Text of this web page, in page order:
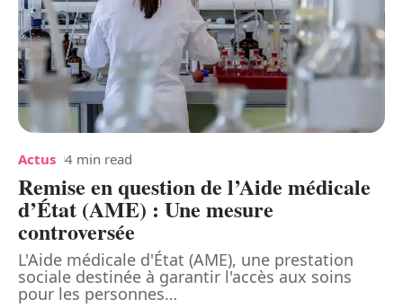
Actus 4 min read
Remise en question de l’Aide médicale
d’État (AME) : Une mesure
controversée
L'Aide médicale d'État (AME), une prestation
sociale destinée à garantir l'accès aux soins
pour les personnes…